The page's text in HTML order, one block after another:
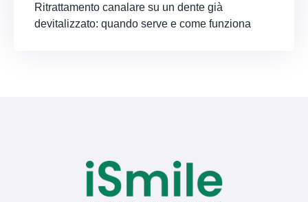
Ritrattamento canalare su un dente già
devitalizzato: quando serve e come funziona